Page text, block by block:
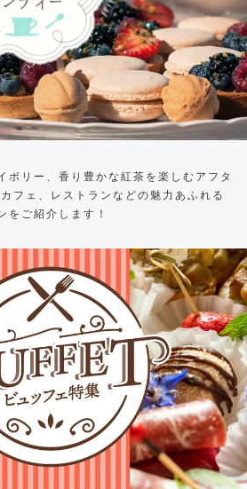
ボリー、香り豊かな紅茶を楽しむアフタ
フェ、レストランなどの魅力あふれる
をご紹介します！